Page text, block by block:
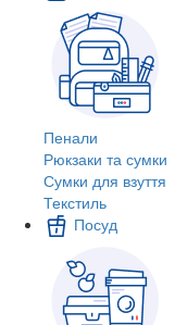
Пенали
Рюкзаки та сумки
Сумки для взуття
Текстиль
Посуд